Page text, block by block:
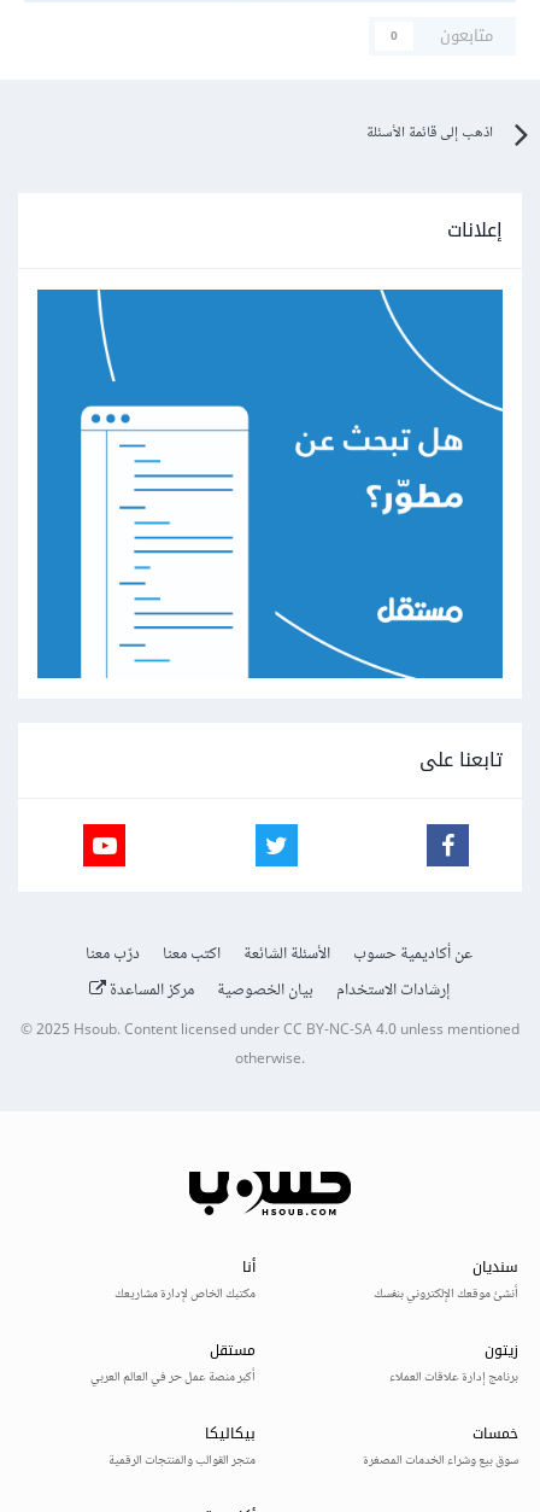
متابعون
0
اذهب إلى قائمة الأسئلة
إعلانات
تابعنا على
عن أكاديمية حسوب الأسئلة الشائعة اكتب معنا
درّب معنا
إرشادات الاستخدام
بيان الخصوصية مركز المساعدة
© 2025Hsoub.Content licensed underCC BY-NC-SA 4.0unless mentioned
otherwise.